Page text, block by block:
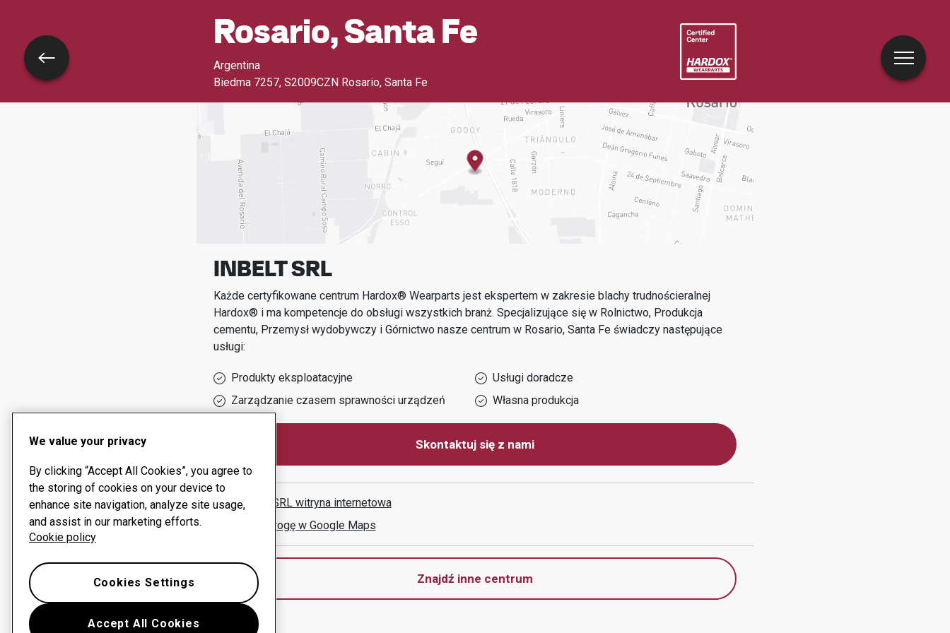
Rosario, Santa Fe
Argentina
Biedma 7257, S2009CZN Rosario, Santa Fe
INBELT SRL
Każde certyfikowane centrum Hardox® Wearparts jest ekspertem w zakresie blachy trudnościeralnej
Hardox® i ma kompetencje do obsługi wszystkich branż. Specjalizujące się w Rolnictwo, Produkcja
cementu, Przemysł wydobywczy i Górnictwo nasze centrum w Rosario, Santa Feświadczy następujące
usługi:
Produkty eksploatacyjne
Usługi doradcze
Zarządzanie czasem sprawności urządzeń
Własna produkcja
Skontaktuj się z nami
INBELT SRL witryna internetowa
Pokaż drogę w Google Maps
Znajdź inne centrum
Wróć
We value your privacy
By clicking “Accept All Cookies”, you agree to
the storing of cookies on your device to
enhance site navigation, analyze site usage,
and assist in our marketing efforts.
Cookie policy
Accept All Cookies
Cookies Settings